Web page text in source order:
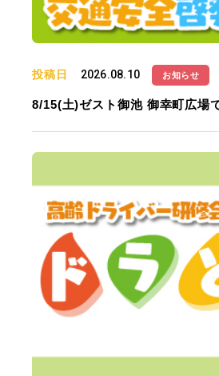
投稿日 2026.08.10 お知らせ
8/15(土)ゼスト御池 御幸町広場